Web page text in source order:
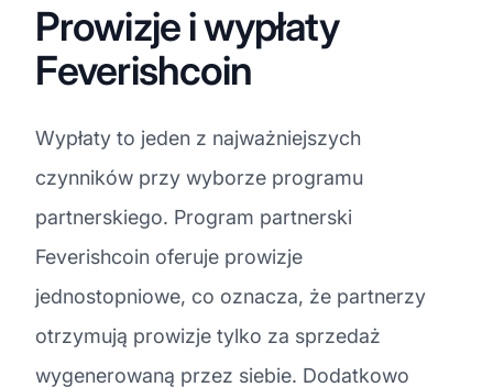
Prowizje i wypłaty
Feverishcoin
Wypłaty to jeden z najważniejszych
czynników przy wyborze programu
partnerskiego. Program partnerski
Feverishcoin oferuje prowizje
jednostopniowe, co oznacza, że partnerzy
otrzymują prowizje tylko za sprzedaż
wygenerowaną przez siebie. Dodatkowo